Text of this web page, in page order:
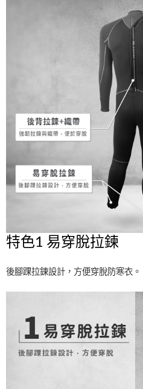
特色1 易穿脫拉鍊
後腳踝拉鍊設計，方便穿脫防寒衣。